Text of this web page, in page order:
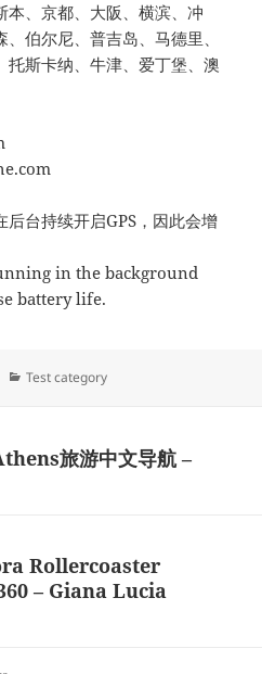
本、京都、大阪、横滨、冲
伯尔尼、普吉岛、马德里、
托斯卡纳、牛津、爱丁堡、澳
台持续开启GPS，因此会增
in the background
battery life.
Categories
Test category
旅游中文导航 –
Rollercoaster
– Giana Lucia